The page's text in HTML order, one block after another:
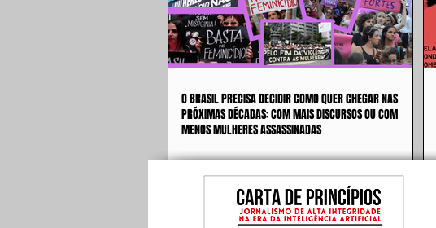
O BRASIL PRECISA DECIDIR COMO QUER CHEGAR NAS
PRÓXIMAS DÉCADAS: COM MAIS DISCURSOS OU COM
MENOS MULHERES ASSASSINADAS